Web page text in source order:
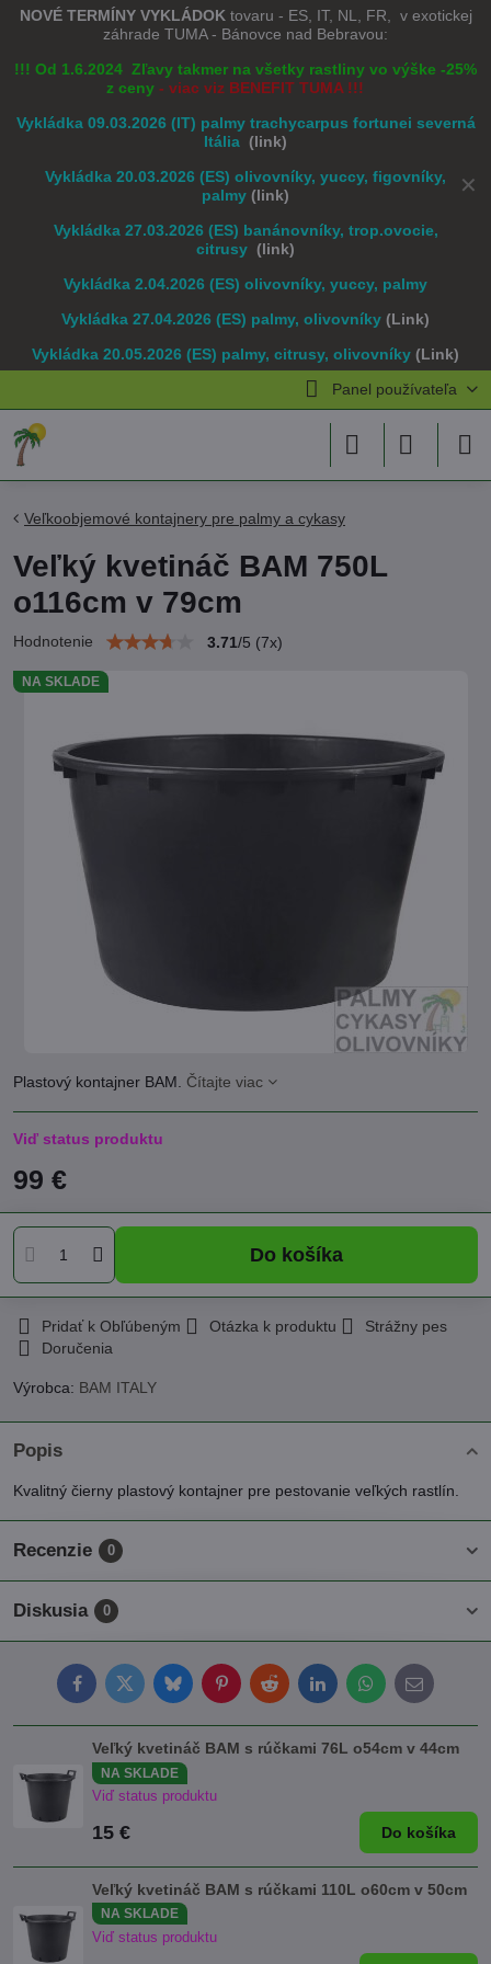
✕
NOVÉ TERMÍNY VYKLÁDOK tovaru - ES, IT, NL, FR, v exotickej
záhrade TUMA - Bánovce nad Bebravou:
!!! Od 1.6.2024 Zľavy takmer na všetky rastliny vo výške -25%
z ceny - viac viz BENEFIT TUMA !!!
Vykládka 09.03.2026 (IT) palmy trachycarpus fortunei severná
Itália (link)
Vykládka 20.03.2026 (ES) olivovníky, yuccy, figovníky,
palmy (link)
Vykládka 27.03.2026 (ES) banánovníky, trop.ovocie,
citrusy (link)
Vykládka 2.04.2026 (ES) olivovníky, yuccy, palmy
Vykládka 27.04.2026 (ES) palmy, olivovníky (Link)
Vykládka 20.05.2026 (ES) palmy, citrusy, olivovníky (Link)
Panel používateľa
NA SKLADE
Veľkoobjemové kontajnery pre palmy a cykasy
Veľký kvetináč BAM 750L
o116cm v 79cm
Hodnotenie 3.71/5 (7x)
Plastový kontajner BAM. Čítajte viac
Viď status produktu
99 €
Do košíka
Pridať k Obľúbeným Otázka k produktu
Strážny pes
Doručenia
Výrobca: BAM ITALY
Popis
Kvalitný čierny plastový kontajner pre pestovanie veľkých rastlín.
Recenzie 0
Diskusia 0
FacebookTwitterBlueskyPinterestRedditLinkedInWhatsApp
E-
mail
Veľký kvetináč BAM s rúčkami 76L o54cm v 44cm
NA SKLADE
Viď status produktu
15 € Do košíka
Veľký kvetináč BAM s rúčkami 110L o60cm v 50cm
NA SKLADE
Viď status produktu